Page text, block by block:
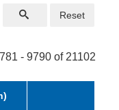
Reset
- 9790 of 21102